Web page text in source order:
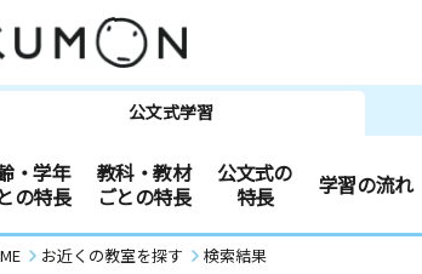
公文式学習
・学年
の特長
教科・教材
ごとの特長
公文式の
特長
学習の流れ
お近くの教室を探す 検索結果